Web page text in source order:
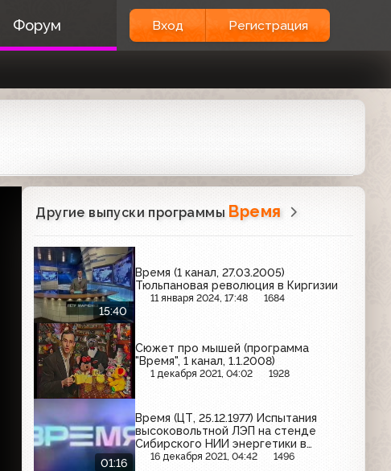
Форум Вход Регистрация
Другие выпуски программы Время
15:40
Время (1 канал, 27.03.2005)
Тюльпановая революция в Киргизии
11 января 2024, 17:48 1684
Сюжет про мышей (программа
"Время", 1 канал, 1.1.2008)
1 декабря 2021, 04:02 1928
01:16
Время (ЦТ, 25.12.1977) Испытания
высоковольтной ЛЭП на стенде
Сибирского НИИ энергетики в
Новосибирске
16 декабря 2021, 04:42 1496